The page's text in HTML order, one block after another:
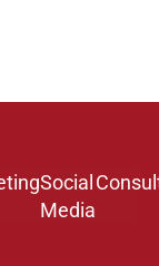
Social
Media